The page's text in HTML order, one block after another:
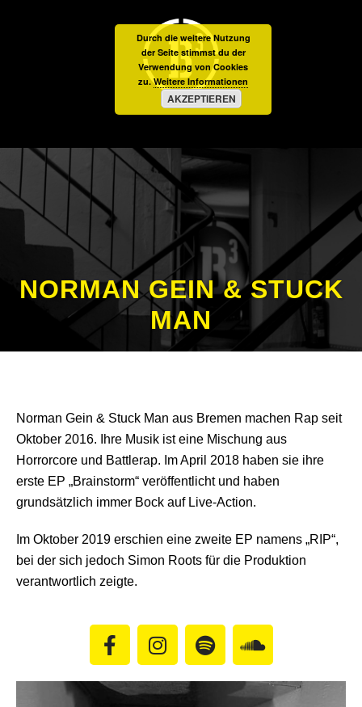
NORMAN GEIN & STUCK
MAN
Norman Gein & Stuck Man aus Bremen machen Rap seit
Oktober 2016. Ihre Musik ist eine Mischung aus
Horrorcore und Battlerap. Im April 2018 haben sie ihre
erste EP „Brainstorm“ veröffentlicht und haben
grundsätzlich immer Bock auf Live-Action.
Im Oktober 2019 erschien eine zweite EP namens „RIP“,
bei der sich jedoch Simon Roots für die Produktion
verantwortlich zeigte.
Durch die weitere Nutzung
der Seite stimmst du der
Verwendung von Cookies
zu.Weitere Informationen
AKZEPTIEREN